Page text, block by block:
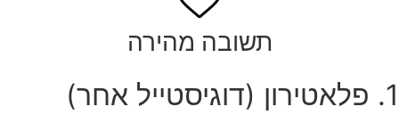
תשובה מהירה
1. פלאטירון (דוגיסטייל אחר)